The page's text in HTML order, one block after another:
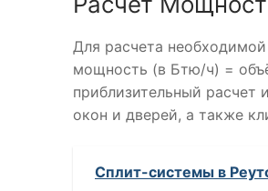
Для расчета
мощность (в Бтю/ч) =
приблизительный расчет
окон и дверей, а также
Сплит-системы в